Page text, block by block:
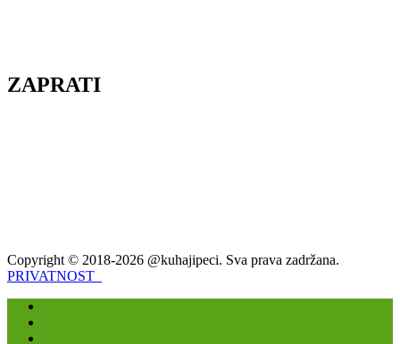
ZAPRATI
Copyright © 2018-2026 @kuhajipeci. Sva prava zadržana.
PRIVATNOST